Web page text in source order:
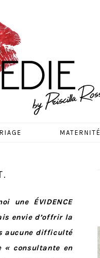
MATERNITÉ
une ÉVIDENCE
envie d’offrir la
aucune difficulté
« consultante en